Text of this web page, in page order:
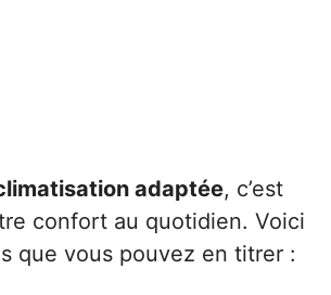
adaptée, c’est
confort au quotidien. Voici
que vous pouvez en titrer :